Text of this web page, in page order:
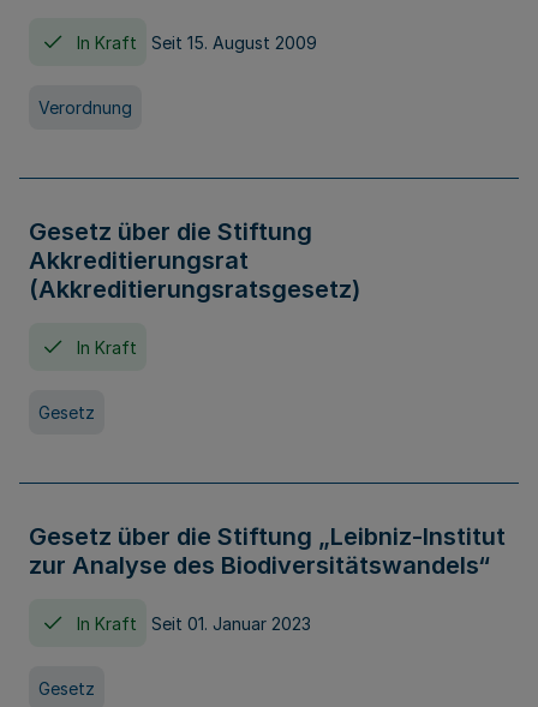
In Kraft Seit 15. August 2009
Verordnung
Gesetz über die Stiftung
Akkreditierungsrat
(Akkreditierungsratsgesetz)
In Kraft
Gesetz
Gesetz über die Stiftung „Leibniz-Institut
zur Analyse des Biodiversitätswandels“
In Kraft Seit 01. Januar 2023
Gesetz